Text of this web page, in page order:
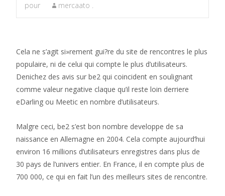
pour
mercaato .
Cela ne s’agit si»rement gui?re du site de rencontres le plus
populaire, ni de celui qui compte le plus d’utilisateurs.
Denichez des avis sur be2 qui coincident en soulignant
comme valeur negative claque qu’il reste loin derriere
eDarling ou Meetic en nombre d’utilisateurs.
Malgre ceci, be2 s’est bon nombre developpe de sa
naissance en Allemagne en 2004. Cela compte aujourd’hui
environ 16 millions d’utilisateurs enregistres dans plus de
30 pays de l’univers entier. En France, il en compte plus de
700 000, ce qui en fait l’un des meilleurs sites de rencontre.